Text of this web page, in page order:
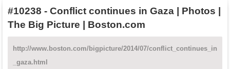
#10238 - Conflict continues in Gaza | Photos |
The Big Picture | Boston.com
http://www.boston.com/bigpicture/2014/07/conflict_continues_in
_gaza.html